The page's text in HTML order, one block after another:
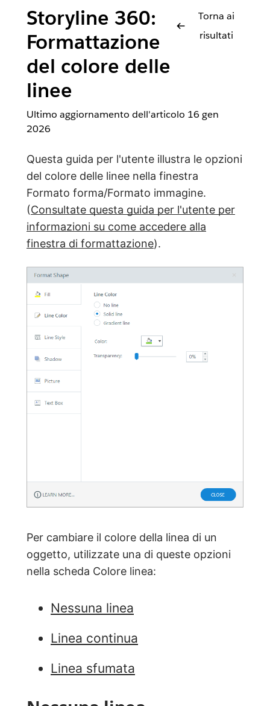
Storyline 360:
Formattazione
del colore delle
linee
Torna ai
risultati
Ultimo aggiornamento dell'articolo 16 gen
2026
Questa guida per l'utente illustra le opzioni
del colore delle linee nella finestra
Formato forma/Formato immagine.
(Consultate questa guida per l'utente per
informazioni su come accedere alla
finestra di formattazione).
Per cambiare il colore della linea di un
oggetto, utilizzate una di queste opzioni
nella scheda Colore linea:
Nessuna linea
Linea continua
Linea sfumata